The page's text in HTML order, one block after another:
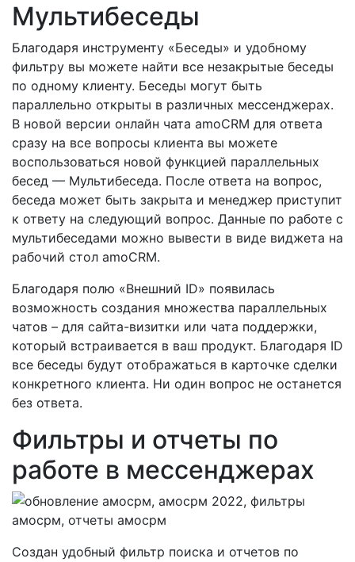
Мультибеседы
Благодаря инструменту «Беседы» и удобному
фильтру вы можете найти все незакрытые беседы
по одному клиенту. Беседы могут быть
параллельно открыты в различных мессенджерах.
В новой версии онлайн чата amoCRM для ответа
сразу на все вопросы клиента вы можете
воспользоваться новой функцией параллельных
бесед — Мультибеседа. После ответа на вопрос,
беседа может быть закрыта и менеджер приступит
к ответу на следующий вопрос. Данные по работе с
мультибеседами можно вывести в виде виджета на
рабочий стол amoCRM.
Благодаря полю «Внешний ID» появилась
возможность создания множества параллельных
чатов – для сайта-визитки или чата поддержки,
который встраивается в ваш продукт. Благодаря ID
все беседы будут отображаться в карточке сделки
конкретного клиента. Ни один вопрос не останется
без ответа.
Фильтры и отчеты по
работе в мессенджерах
Создан удобный фильтр поиска и отчетов по